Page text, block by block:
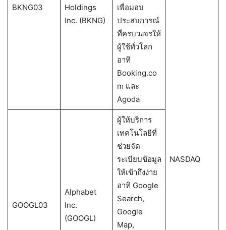
NASDAQ
BKNG03
Holdings
Inc. (BKNG)
เพื่อมอบ
ประสบการณ์
ที่ครบวงจรให้
ผู้ใช้ทั่วโลก
อาทิ
Booking.co
m และ
Agoda
GOOGL03
Alphabet
Inc.
(GOOGL)
ผู้ให้บริการ
เทคโนโลยีที่
ช่วยจัด
ระเบียบข้อมูล
ให้เข้าถึงง่าย
อาทิ Google
Search,
Google
Map,